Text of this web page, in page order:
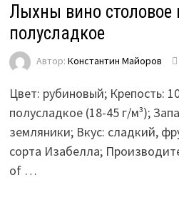
Лыхны вино столовое
полусладкое
Автор: Константин Майоров
Цвет: рубиновый; Крепость:
полусладкое (18-45 г/м³);­­
земляники; Вкус: сладкий,
сорта Изабелла;
of …